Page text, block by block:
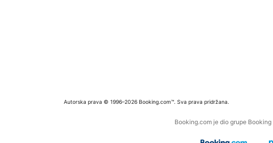
Autorska prava © 1996–2026 Booking.com™. Sva prava pridržana.
Booking.com je dio grupe